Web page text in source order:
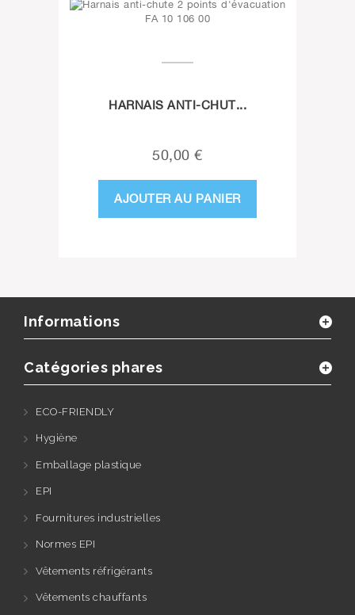
HARNAIS ANTI-CHUT...
50,00 €
AJOUTER AU PANIER
Informations
Catégories phares
ECO-FRIENDLY
Hygiène
Emballage plastique
EPI
Fournitures industrielles
Normes EPI
Vêtements réfrigérants
Vêtements chauffants